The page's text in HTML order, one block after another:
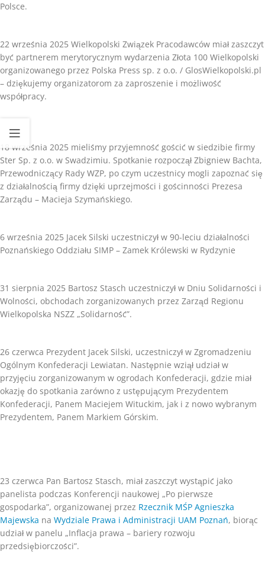
Polsce.
22 września 2025 Wielkopolski Związek Pracodawców miał zaszczyt
być partnerem merytorycznym wydarzenia Złota 100 Wielkopolski
organizowanego przez Polska Press sp. z o.o. / GlosWielkopolski.pl
– dziękujemy organizatorom za zaproszenie i możliwość
współpracy.
18 września 2025 mieliśmy przyjemność gościć w siedzibie firmy
Ster Sp. z o.o. w Swadzimiu. Spotkanie rozpoczął Zbigniew Bachta,
Przewodniczący Rady WZP, po czym uczestnicy mogli zapoznać się
z działalnością firmy dzięki uprzejmości i gościnności Prezesa
Zarządu – Macieja Szymańskiego.
6 września 2025 Jacek Silski uczestniczył w 90-leciu działalności
Poznańskiego Oddziału SIMP – Zamek Królewski w Rydzynie
31 sierpnia 2025 Bartosz Stasch uczestniczył w Dniu Solidarności i
Wolności, obchodach zorganizowanych przez Zarząd Regionu
Wielkopolska NSZZ „Solidarność”.
26 czerwca Prezydent Jacek Silski, uczestniczył w Zgromadzeniu
Ogólnym Konfederacji Lewiatan. Następnie wziął udział w
przyjęciu zorganizowanym w ogrodach Konfederacji, gdzie miał
okazję do spotkania zarówno z ustępującym Prezydentem
Konfederacji, Panem Maciejem Wituckim, jak i z nowo wybranym
Prezydentem, Panem Markiem Górskim.
23 czerwca Pan Bartosz Stasch, miał zaszczyt wystąpić jako
panelista podczas Konferencji naukowej „Po pierwsze
gospodarka”, organizowanej przez Rzecznik MŚP Agnieszka
Majewska na Wydziale Prawa i Administracji UAM Poznań, biorąc
udział w panelu „Inflacja prawa – bariery rozwoju
przedsiębiorczości”.